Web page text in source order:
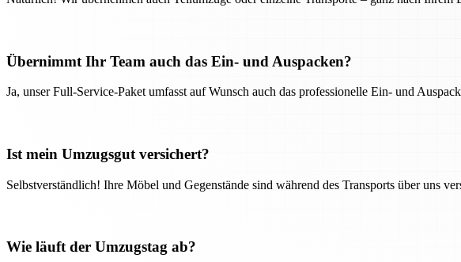
Übernimmt Ihr Team auch das Ein- und Auspacken?
Ja, unser Full-Service-Paket umfasst auf Wunsch auch das professionelle Ein- und
Ist mein Umzugsgut versichert?
Selbstverständlich! Ihre Möbel und Gegenstände sind während des Transports über uns
Wie läuft der Umzugstag ab?